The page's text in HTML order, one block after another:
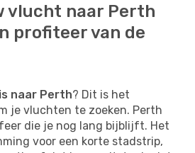
vlucht naar Perth
profiteer van de
naar Perth? Dit is het
je vluchten te zoeken. Perth
die je nog lang bijblijft. Het
voor een korte stadstrip,